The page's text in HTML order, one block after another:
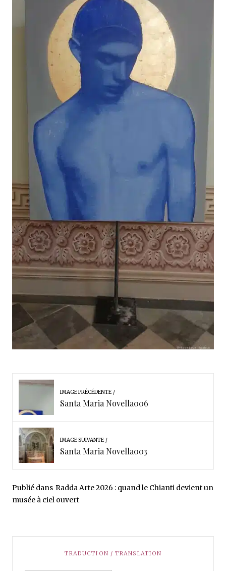
IMAGE PRÉCÉDENTE
Santa Maria Novella006
IMAGE SUIVANTE
Santa Maria Novella003
Publié dans Radda Arte 2026 : quand le Chianti devient un
musée à ciel ouvert
TRADUCTION / TRANSLATION